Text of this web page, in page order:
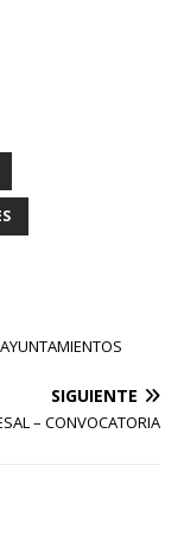
SIGUIENTE
– CONVOCATORIA